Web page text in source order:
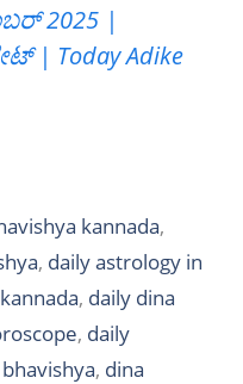
2025 |
| Today Adike
kannada,
, daily astrology in
, daily dina
, daily
, dina